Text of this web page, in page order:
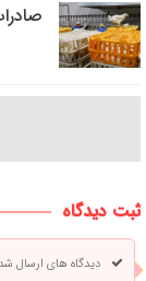
صادرات ۱۰ هزار تن مرغ معادل ۱.۵ روز
ثبت دیدگاه
دیدگاه های ارسال